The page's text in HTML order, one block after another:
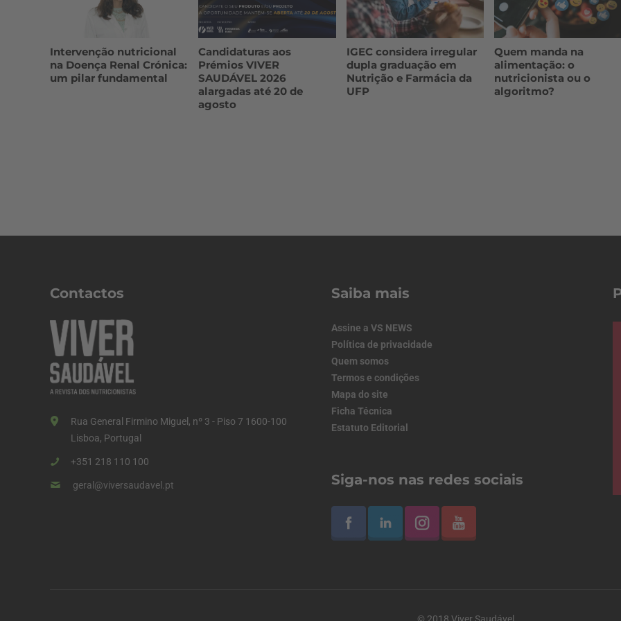
Intervenção nutricional
na Doença Renal Crónica:
um pilar fundamental
Candidaturas aos
Prémios VIVER
SAUDÁVEL 2026
alargadas até 20 de
agosto
IGEC considera irregular
dupla graduação em
Nutrição e Farmácia da
UFP
Quem manda na
alimentação: o
nutricionista ou o
algoritmo?
Contactos
Rua General Firmino Miguel, nº 3 - Piso 7 1600-100
Lisboa, Portugal
+351 218 110 100
geral@viversaudavel.pt
Saiba mais
Assine a VS NEWS
Política de privacidade
Quem somos
Termos e condições
Mapa do site
Ficha Técnica
Estatuto Editorial
Siga-nos nas redes sociais